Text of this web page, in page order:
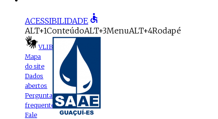
ACESSIBILIDADE accessible
ALT+1ConteúdoALT+3MenuALT+4Rodapé
VLIBRAS
Mapa
do site
Dados
abertos
Perguntas
frequentes
Fale